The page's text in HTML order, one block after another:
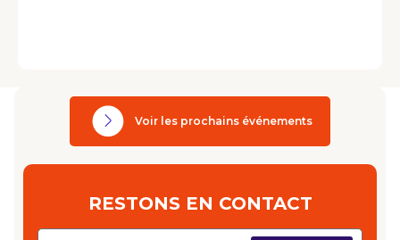
Voir les prochains événements
RESTONS EN CONTACT